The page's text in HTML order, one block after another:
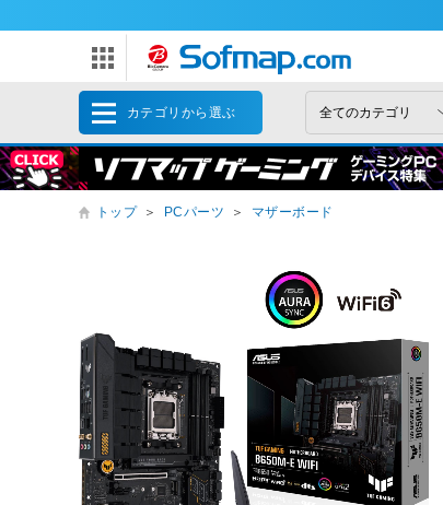
カテゴリから選ぶ
トップ ＞ PCパーツ ＞ マザーボード